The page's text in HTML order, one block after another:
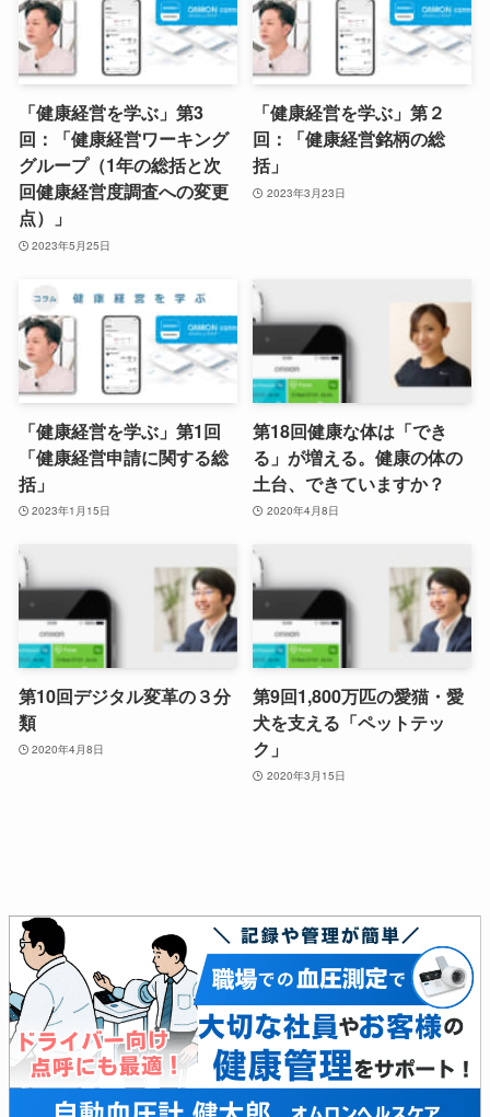
「健康経営を学ぶ」第3
回：「健康経営ワーキング
グループ（1年の総括と次
回健康経営度調査への変更
点）」
2023年5月25日
「健康経営を学ぶ」第２
回：「健康経営銘柄の総
括」
2023年3月23日
「健康経営を学ぶ」第1回
「健康経営申請に関する総
括」
2023年1月15日
第18回健康な体は「でき
る」が増える。健康の体の
土台、できていますか？
2020年4月8日
第10回デジタル変革の３分
類
2020年4月8日
第9回1,800万匹の愛猫・愛
犬を支える「ペットテッ
ク」
2020年3月15日